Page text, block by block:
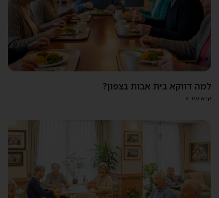
למה דווקא בית אבות בצפון?
קרא עוד »